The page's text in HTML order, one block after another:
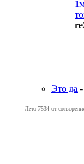
Это да -
Лето 7534 от